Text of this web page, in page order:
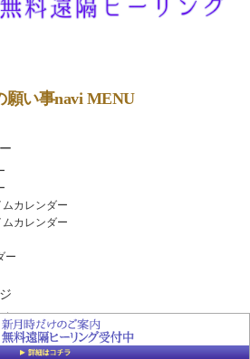
願い事navi MENU
ムカレンダー
ムカレンダー
ー